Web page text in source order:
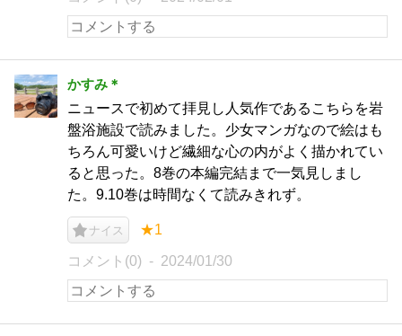
かすみ＊
ニュースで初めて拝見し人気作であるこちらを岩
盤浴施設で読みました。少女マンガなので絵はも
ちろん可愛いけど繊細な心の内がよく描かれてい
ると思った。8巻の本編完結まで一気見しまし
た。9.10巻は時間なくて読みきれず。
ナイス ★1
コメント(0) 2024/01/30